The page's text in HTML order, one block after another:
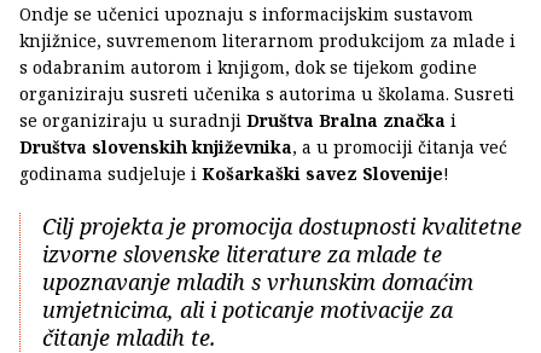
Ondje se učenici upoznaju s informacijskim sustavom
knjižnice, suvremenom literarnom produkcijom za mlade i
s odabranim autorom i knjigom, dok se tijekom godine
organiziraju susreti učenika s autorima u školama. Susreti
se organiziraju u suradnji Društva Bralna značka i
Društva slovenskih književnika, a u promociji čitanja već
godinama sudjeluje i Košarkaški savez Slovenije!
Cilj projekta je promocija dostupnosti kvalitetne
izvorne slovenske literature za mlade te
upoznavanje mladih s vrhunskim domaćim
umjetnicima, ali i poticanje motivacije za
čitanje mladih te.